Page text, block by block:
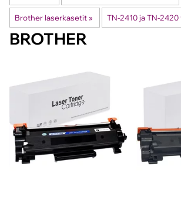
Brother laserkasetit ‪» TN-2410 ja TN-
BROTHER